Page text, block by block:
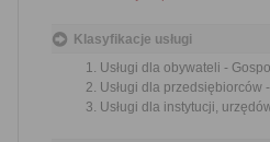
Klasyfikacje usługi
Usługi dla obywateli -
Usługi dla przedsiębiorców
Usługi dla instytucji,